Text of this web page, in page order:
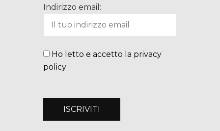
Indirizzo email:
Ho letto e accetto la privacy
policy